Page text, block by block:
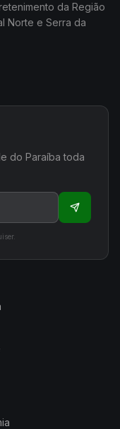
da Região
Norte e Serra da
do Paraíba toda